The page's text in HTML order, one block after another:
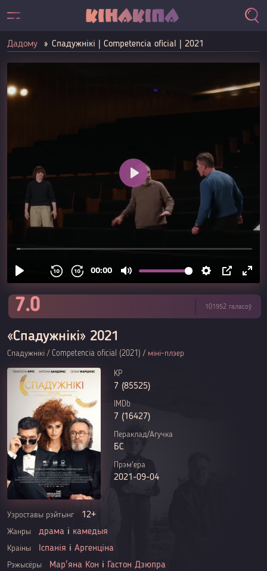
Дадому Спадужнікі | Competencia oficial | 2021
«Спадужнікі» 2021
Спадужнікі / Competencia oficial (2021) / міні-плэер
7.0 101952 галасоў
KP
7 (85525)
IMDb
7 (16427)
Пераклад/Агучка
БС
Прэм'ера
2021-09-04
Узроставы рэйтынг 12+
Жанры драма і камедыя
Краіны Іспанія і Аргенціна
Рэжысёры Мар'яна Кон і Гастон Дзюпра